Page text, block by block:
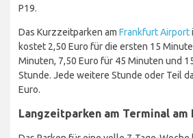
P19.
Das Kurzzeitparken am Frankfurt Airport
kostet 2,50 Euro für die ersten 15
Minuten, 7,50 Euro für 45 Minuten und
Stunde. Jede weitere Stunde oder Teil
Euro.
Langzeitparken am Terminal